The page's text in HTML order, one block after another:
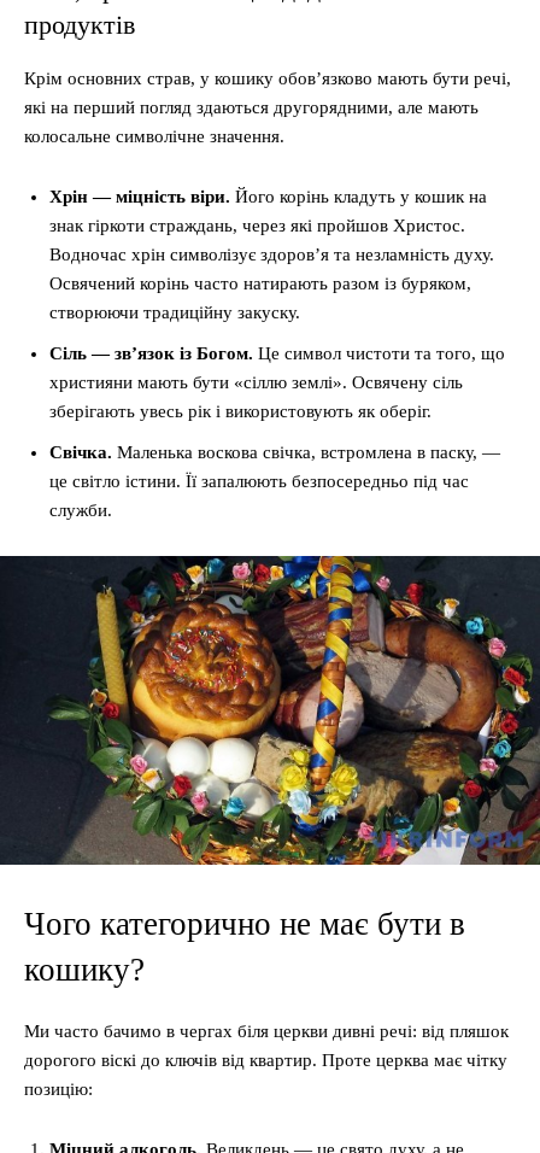
продуктів
Крім основних страв, у кошику обов’язково мають бути речі,
які на перший погляд здаються другорядними, але мають
колосальне символічне значення.
Хрін — міцність віри. Його корінь кладуть у кошик на
знак гіркоти страждань, через які пройшов Христос.
Водночас хрін символізує здоров’я та незламність духу.
Освячений корінь часто натирають разом із буряком,
створюючи традиційну закуску.
Сіль — зв’язок із Богом. Це символ чистоти та того, що
християни мають бути «сіллю землі». Освячену сіль
зберігають увесь рік і використовують як оберіг.
Свічка. Маленька воскова свічка, встромлена в паску, —
це світло істини. Її запалюють безпосередньо під час
служби.
Чого категорично не має бути в
кошику?
Ми часто бачимо в чергах біля церкви дивні речі: від пляшок
дорогого віскі до ключів від квартир. Проте церква має чітку
позицію: